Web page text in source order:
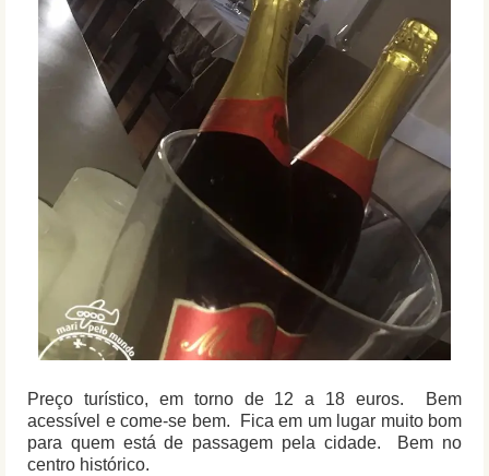
Preço turístico, em torno de 12 a 18 euros. Bem
acessível e come-se bem. Fica em um lugar muito bom
para quem está de passagem pela cidade. Bem no
centro histórico.